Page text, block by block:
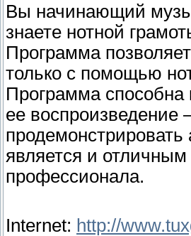
Вы начинающий
знаете нотной
Программа
только с помощью
Программа способна
ее воспроизведение
является и
профессионала.
Internet: http://